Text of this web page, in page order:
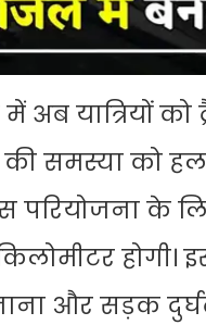
अब यात्रियों
की समस्या
परियोजना के
होगी।
और सड़क